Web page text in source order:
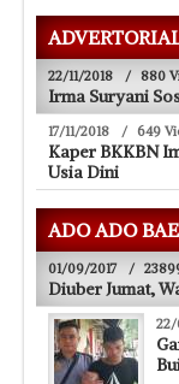
22/11/2018 / 880
Irma Suryani
17/11/2018 / 649
Kaper BKKBN
Usia Dini
ADO ADO BAE
01/09/2017 /
Diuber Jumat,
22/